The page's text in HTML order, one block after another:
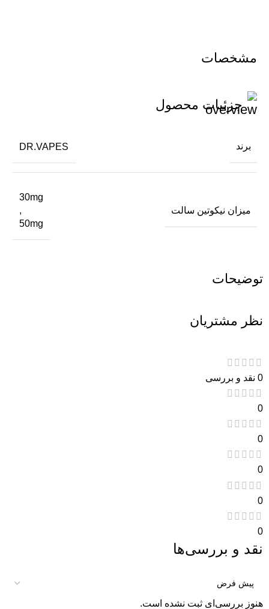
توضیحات
مشخصات
جزئیات محصول
برند DR.VAPES
میزان نیکوتین سالت
30mg
,
50mg
نظر مشتریان
0 نقد و بررسی
0
0
0
0
0
نقد و بررسی‌ها
هنوز بررسی‌ای ثبت نشده است.